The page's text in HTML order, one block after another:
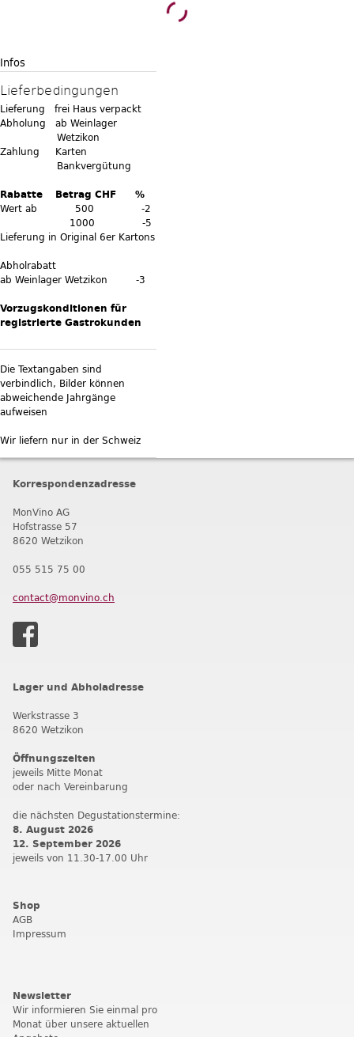
Infos
Lieferbedingungen
Lieferung frei Haus verpackt
Abholung ab Weinlager
Wetzikon
Zahlung Karten
Bankvergütung
Rabatte Betrag CHF %
Wert ab 500 -2
1000 -5
Lieferung in Original 6er Kartons
Abholrabatt
ab Weinlager Wetzikon -3
Vorzugskonditionen für
registrierte Gastrokunden
Die Textangaben sind
verbindlich, Bilder können
abweichende Jahrgänge
aufweisen
Wir liefern nur in der Schweiz
Korrespondenzadresse
MonVino AG
Hofstrasse 57
8620 Wetzikon
055 515 75 00
contact@monvino.ch
Lager und Abholadresse
Werkstrasse 3
8620 Wetzikon
Öffnungszeiten
jeweils Mitte Monat
oder nach Vereinbarung
die nächsten Degustationstermine:
8. August 2026
12. September 2026
jeweils von 11.30-17.00 Uhr
Shop
AGB
Impressum
Newsletter
Wir informieren Sie einmal pro
Monat über unsere aktuellen